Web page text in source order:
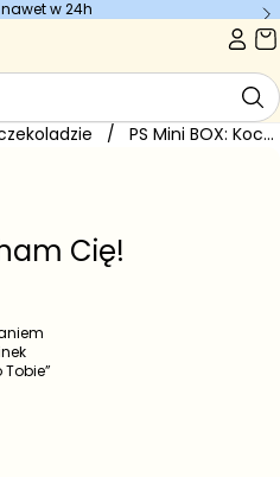
w 24h
/ PS Mini BOX: Kocham Cię!
Cię!